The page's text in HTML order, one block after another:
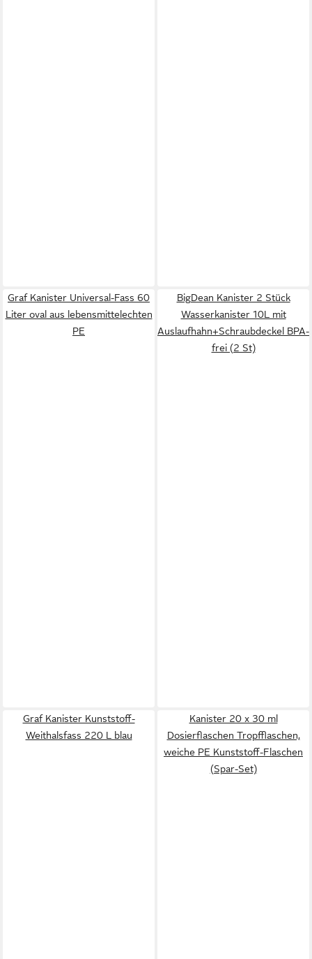
Graf Kanister Universal-Fass 60
Liter oval aus lebensmittelechten
PE
BigDean Kanister 2 Stück
Wasserkanister 10L mit
Auslaufhahn+Schraubdeckel BPA-
frei (2 St)
Graf Kanister Kunststoff-
Weithalsfass 220 L blau
Kanister 20 x 30 ml
Dosierflaschen Tropfflaschen,
weiche PE Kunststoff-Flaschen
(Spar-Set)